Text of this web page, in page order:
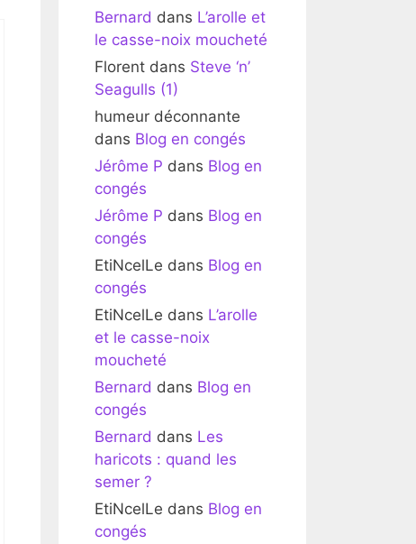
Bernard dans L’arolle et
le casse-noix moucheté
Florent dans Steve ‘n’
Seagulls (1)
humeur déconnante
dans Blog en congés
Jérôme P dans Blog en
congés
Jérôme P dans Blog en
congés
EtiNcelLe dans Blog en
congés
EtiNcelLe dans L’arolle
et le casse-noix
moucheté
Bernard dans Blog en
congés
Bernard dans Les
haricots : quand les
semer ?
EtiNcelLe dans Blog en
congés